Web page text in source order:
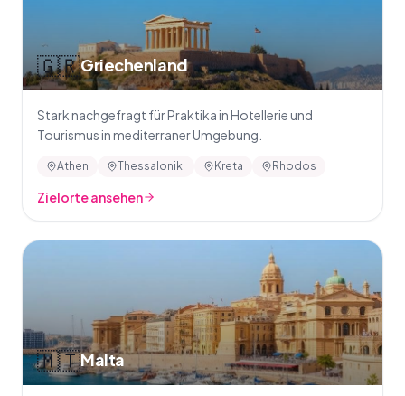
🇬🇷Griechenland
Stark nachgefragt für Praktika in Hotellerie und
Tourismus in mediterraner Umgebung.
Athen Thessaloniki Kreta Rhodos
Zielorte ansehen
🇲🇹Malta